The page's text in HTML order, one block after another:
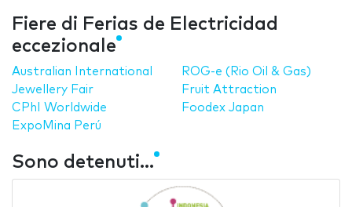
Fiere di Ferias de Electricidad
eccezionale
Australian International
Jewellery Fair
CPhI Worldwide
ExpoMina Perú
ROG-e (Rio Oil & Gas)
Fruit Attraction
Foodex Japan
Sono detenuti...